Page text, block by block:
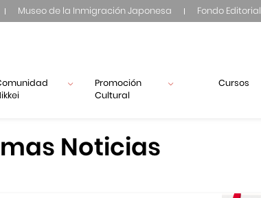
Museo de la Inmigración Japonesa Fondo Editorial
Promoción
Cultural
Cursos
Noticias